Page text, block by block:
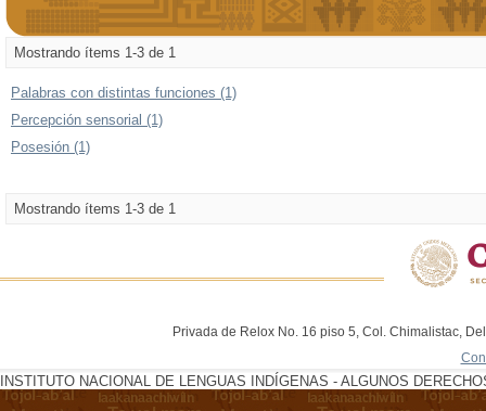
Mostrando ítems 1-3 de 1
Palabras con distintas funciones (1)
Percepción sensorial (1)
Posesión (1)
Mostrando ítems 1-3 de 1
Privada de Relox No. 16 piso 5, Col. Chimalistac,
INSTITUTO NACIONAL DE LENGUAS INDÍGENAS - ALGUNOS